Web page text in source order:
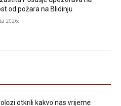
od požara na Blidinju
2026.
otkrili kakvo nas vrijeme